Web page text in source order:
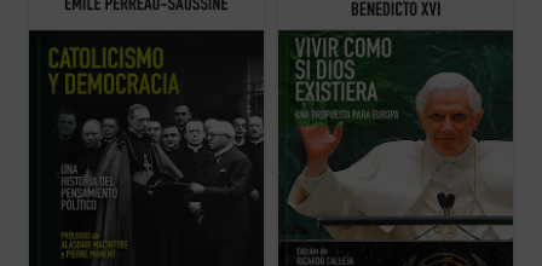
evolución del pensamiento político católico
Iglesia respondió a la democracia liberal,
un sistema para el que no ... (ver ficha)
, tomando en serio lo que
tradición intelectual. Reúne textos de
Joseph Ratzinger/Benedicto XVI en torno a
un hilo conductor: su gran ...
(ver ficha)